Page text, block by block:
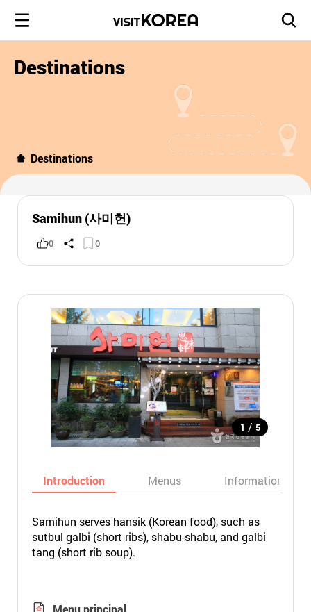
Destinations
Destinations
Samihun (사미헌)
0 0
1 / 5
Introduction Menus Informations
Samihun serves hansik (Korean food), such as
sutbul galbi (short ribs), shabu-shabu, and galbi
tang (short rib soup).
Menu principal